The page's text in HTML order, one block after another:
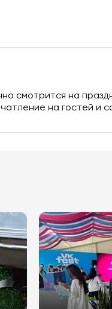
смотрится на
на гостей и